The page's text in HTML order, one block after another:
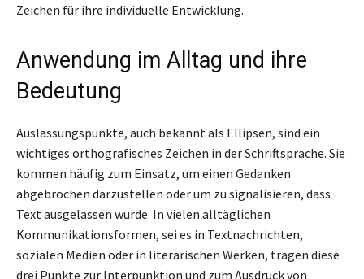
Zeichen für ihre individuelle Entwicklung.
Anwendung im Alltag und ihre
Bedeutung
Auslassungspunkte, auch bekannt als Ellipsen, sind ein
wichtiges orthografisches Zeichen in der Schriftsprache. Sie
kommen häufig zum Einsatz, um einen Gedanken
abgebrochen darzustellen oder um zu signalisieren, dass
Text ausgelassen wurde. In vielen alltäglichen
Kommunikationsformen, sei es in Textnachrichten,
sozialen Medien oder in literarischen Werken, tragen diese
drei Punkte zur Interpunktion und zum Ausdruck von